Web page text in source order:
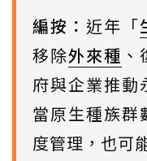
編按： 近年「
移除外來種
府與企業推動
當原生種族群
度管理，也可